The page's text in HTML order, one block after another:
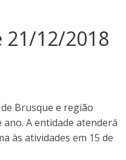
12/2018
Brusque e região
A entidade atenderá
às atividades em 15 de